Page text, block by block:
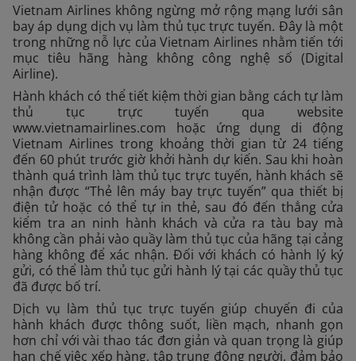
Vietnam Airlines không ngừng mở rộng mạng lưới sân
bay áp dụng dịch vụ làm thủ tục trực tuyến. Đây là một
trong những nỗ lực của Vietnam Airlines nhằm tiến tới
mục tiêu hãng hàng không công nghệ số (Digital
Airline).
Hành khách có thể tiết kiệm thời gian bằng cách tự làm
thủ tục trực tuyến qua website
www.vietnamairlines.com hoặc ứng dụng di động
Vietnam Airlines trong khoảng thời gian từ 24 tiếng
đến 60 phút trước giờ khởi hành dự kiến. Sau khi hoàn
thành quá trình làm thủ tục trực tuyến, hành khách sẽ
nhận được “Thẻ lên máy bay trực tuyến” qua thiết bị
điện tử hoặc có thể tự in thẻ, sau đó đến thẳng cửa
kiểm tra an ninh hành khách và cửa ra tàu bay mà
không cần phải vào quầy làm thủ tục của hãng tại cảng
hàng không để xác nhận. Đối với khách có hành lý ký
gửi, có thể làm thủ tục gửi hành lý tại các quầy thủ tục
đã được bố trí.
Dịch vụ làm thủ tục trực tuyến giúp chuyến đi của
hành khách được thông suốt, liền mạch, nhanh gọn
hơn chỉ với vài thao tác đơn giản và quan trọng là giúp
hạn chế việc xếp hàng, tập trung đông người, đảm bảo